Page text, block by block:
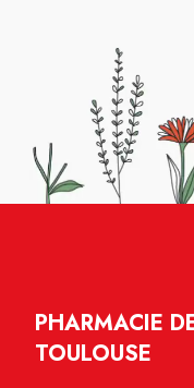
PHARMACIE
TOULOUSE